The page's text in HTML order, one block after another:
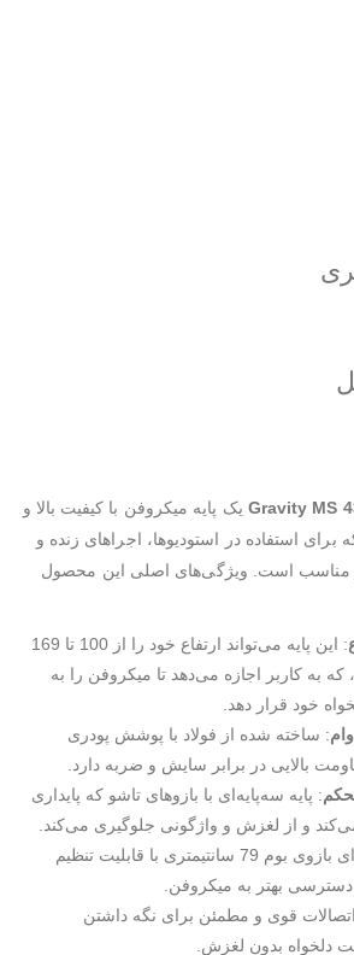
Gravity MS یک پایه میکروفن با کیفیت بالا و
استفاده در استودیوها، اجراهای زنده و
مناسب است. ویژگی‌های اصلی این محصول
: این پایه می‌تواند ارتفاع خود را از 100 تا 169
که به کاربر اجازه می‌دهد تا میکروفن را به
خود قرار دهد.
: ساخته شده از فولاد با پوشش پودری
بالایی در برابر سایش و ضربه دارد.
: پایه سه‌پایه‌ای با بازوهای تاشو که پایداری
و از لغزش و واژگونی جلوگیری می‌کند.
: دارای بازوی بوم 79 سانتیمتری با قابلیت تنظیم
بهتر به میکروفن.
قوی و مطمئن برای نگه داشتن
دلخواه بدون لغزش.